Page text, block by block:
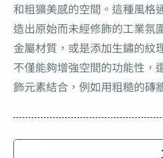
和粗獷美感的空間。這種風格
造出原始而未經修飾的工業氛
金屬材質，或是添加生鏽的紋
不僅能夠增強空間的功能性，
飾元素結合，例如用粗糙的磚